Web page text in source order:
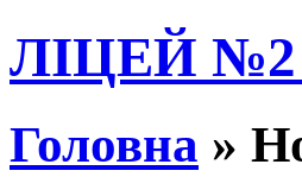
ЛІЦЕЙ
Головна »